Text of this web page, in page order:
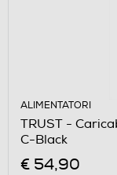
ALIMENTATORI
TRUST -
C-Black
€ 54,90